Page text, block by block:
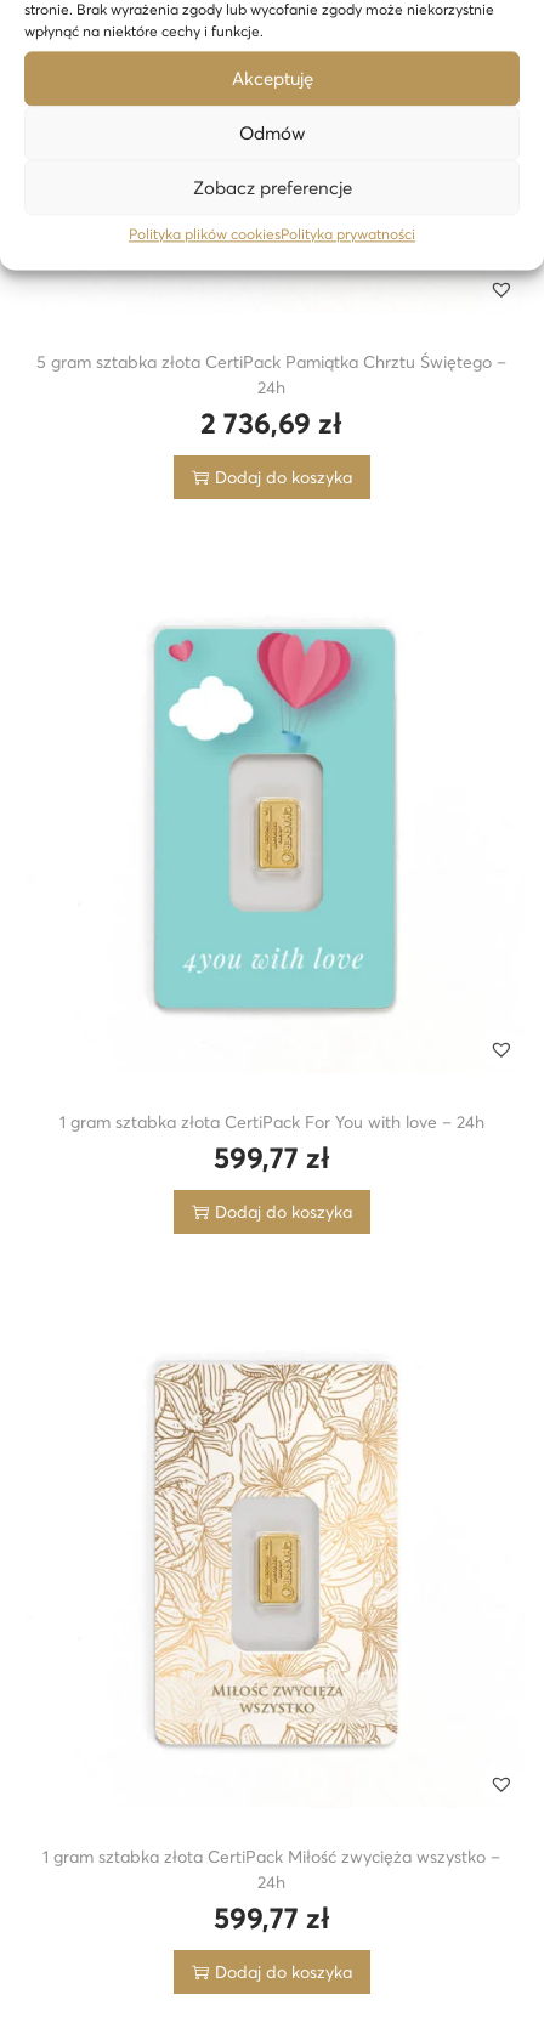
stronie. Brak wyrażenia zgody lub wycofanie zgody może niekorzystnie
wpłynąć na niektóre cechy i funkcje.
Akceptuję
Odmów
Zobacz preferencje
Polityka plików cookiesPolityka prywatności
5 gram sztabka złota CertiPack Pamiątka Chrztu Świętego –
24h
2 736,69zł
Dodaj do koszyka
1 gram sztabka złota CertiPack For You with love – 24h
599,77 zł
Dodaj do koszyka
1 gram sztabka złota CertiPack Miłość zwycięża wszystko –
24h
599,77 zł
Dodaj do koszyka